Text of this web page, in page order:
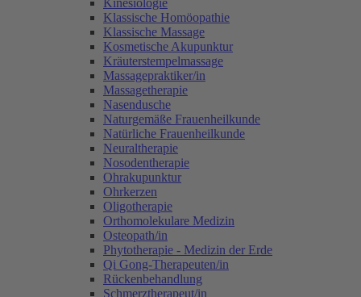
Kinesiologie
Klassische Homöopathie
Klassische Massage
Kosmetische Akupunktur
Kräuterstempelmassage
Massagepraktiker/in
Massagetherapie
Nasendusche
Naturgemäße Frauenheilkunde
Natürliche Frauenheilkunde
Neuraltherapie
Nosodentherapie
Ohrakupunktur
Ohrkerzen
Oligotherapie
Orthomolekulare Medizin
Osteopath/in
Phytotherapie - Medizin der Erde
Qi Gong-Therapeuten/in
Rückenbehandlung
Schmerztherapeut/in